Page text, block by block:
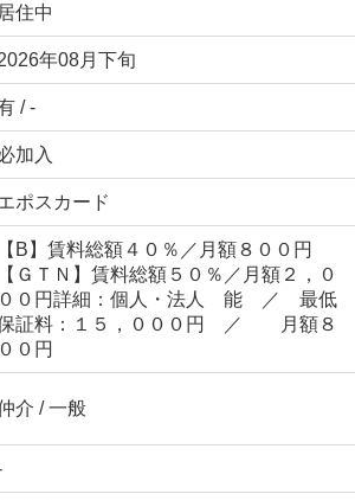
居住中
年08月下旬
/ -
加入
ポスカード
【B】賃料総額４０％／月額８００円
【ＧＴＮ】賃料総額５０％／月額２，０
００円詳細：個人・法人 能 ／ 最低
証料：１５，０００円 ／ 月額８
００円
介 / 一般